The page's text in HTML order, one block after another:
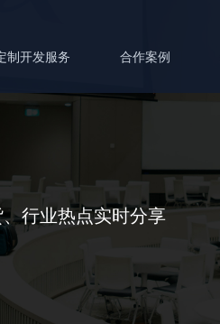
制开发服务 合作案例
行业热点实时分享